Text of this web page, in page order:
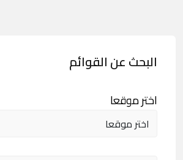
البحث عن القوائم
اختر موقعا